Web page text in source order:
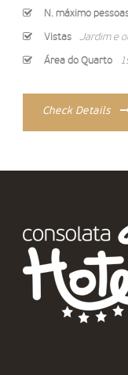
N. máximo
Vistas Jardim e
Área do Quarto
Check Details